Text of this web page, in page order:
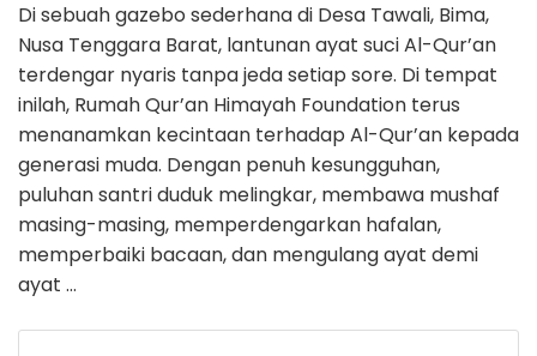
Di sebuah gazebo sederhana di Desa Tawali, Bima,
Nusa Tenggara Barat, lantunan ayat suci Al-Qur’an
terdengar nyaris tanpa jeda setiap sore. Di tempat
inilah, Rumah Qur’an Himayah Foundation terus
menanamkan kecintaan terhadap Al-Qur’an kepada
generasi muda. Dengan penuh kesungguhan,
puluhan santri duduk melingkar, membawa mushaf
masing-masing, memperdengarkan hafalan,
memperbaiki bacaan, dan mengulang ayat demi
ayat …